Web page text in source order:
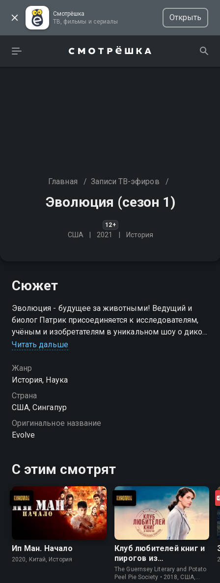
Смотрёшка
ТВ, фильмы и сериалы
Открыть
Главная / Записи ТВ-эфиров /
Эволюция (сезон 1)
12+
США 2021 История
Сюжет
Эволюция - будущее за животными! Ведущий и
биолог Патрик присоединяется к исследователям,
учёным и изобретателям в уникальном шоу о дикой
природе
Посмотреть онлайн 1 сезон сериала Эволюция вы
можете совершенно бесплатно в хорошем HD
качестве на Смотрёшке
Читать дальше
Жанр
История, Наука
Страна
США, Сингапур
Оригинальное название
Evolve
С этим смотрят
Ип Ман. Начало
2020, Китай, История
Клуб любителей книг и
пирогов из
картофельных
очистков
The Guernsey Literary and Potato
Peel Pie Society • 2018, США,